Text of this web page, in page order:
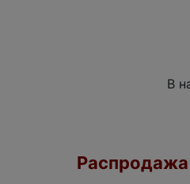
В
Распродажа